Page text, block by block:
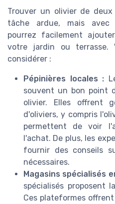
Trouver un olivier de
tâche ardue, mais avec
pourrez facilement
votre jardin ou terrasse.
considérer :
Pépinières locales :
souvent un bon point
olivier. Elles offrent
d'oliviers, y compris
permettent de voir
l'achat. De plus, les
fournir des conseils
nécessaires.
Magasins spécialisés
spécialisés proposent
Ces plateformes